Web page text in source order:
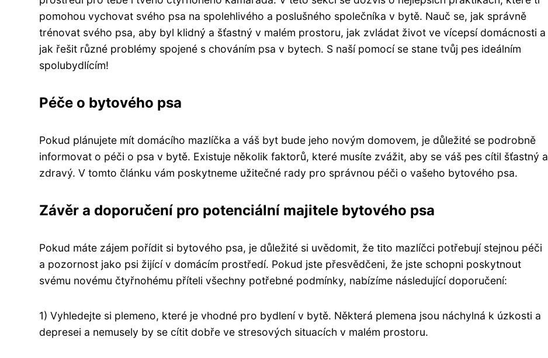
pomohou vychovat svého psa na spolehlivého a poslušného společníka v bytě. Nauč se, jak správně
trénovat svého psa, aby byl klidný a šťastný v malém prostoru, jak zvládat život ve vícepsí domácnosti a
jak řešit různé problémy spojené s chováním psa v bytech. S naší pomocí se stane tvůj pes ideálním
spolubydlícím!
Péče o bytového psa
Pokud plánujete mít domácího mazlíčka a váš byt bude jeho novým domovem, je důležité se podrobně
informovat o péči o psa v bytě. Existuje několik faktorů, které musíte zvážit, aby se váš pes cítil šťastný a
zdravý. V tomto článku vám poskytneme užitečné rady pro správnou péči o vašeho bytového psa.
Závěr a doporučení pro potenciální majitele bytového psa
Pokud máte zájem pořídit si bytového psa, je důležité si uvědomit, že tito mazlíčci potřebují stejnou péči
a pozornost jako psi žijící v domácím prostředí. Pokud jste přesvědčeni, že jste schopni poskytnout
svému novému čtyřnohému příteli všechny potřebné podmínky, nabízíme následující doporučení:
1) Vyhledejte si plemeno, které je vhodné pro bydlení v bytě. Některá plemena jsou náchylná k úzkosti a
depresei a nemusely by se cítit dobře ve stresových situacích v malém prostoru.